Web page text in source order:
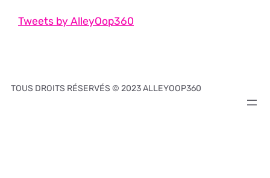
Tweets by AlleyOop360
TOUS DROITS RÉSERVÉS © 2023 ALLEYOOP360